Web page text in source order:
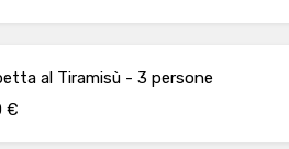
al Tiramisù - 3 persone
€